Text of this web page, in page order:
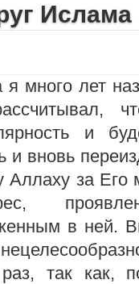
Ислама
я много лет
и
и вновь
Аллаху за Его
в ней.
так как,